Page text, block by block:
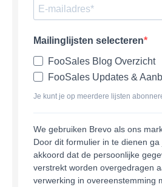
Mailinglijsten selecteren
FooSales Blog Overzicht
FooSales Updates &
Je kunt je op meerdere lijsten
We gebruiken Brevo als ons
Door dit formulier in te dienen
akkoord dat de persoonlijke
verstrekt worden overgedragen
verwerking in overeenstemming